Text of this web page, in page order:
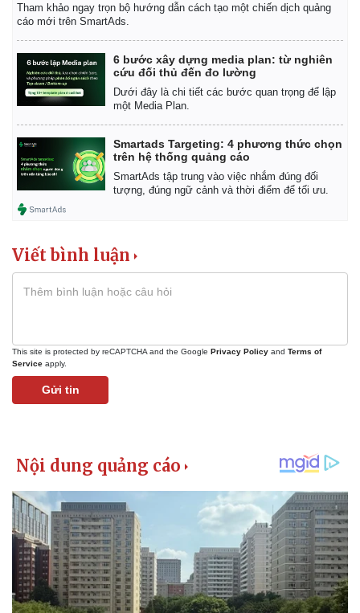
Kinh tế
Bất động sản
Khởi nghiệp
Thị trường
Giá vàng
Tham khảo ngay trọn bộ hướng dẫn cách tạo một chiến dịch quảng
cáo mới trên SmartAds.
6 bước xây dựng media plan: từ nghiên
cứu đối thủ đến đo lường
Dưới đây là chi tiết các bước quan trọng để lập
một Media Plan.
Smartads Targeting: 4 phương thức chọn
trên hệ thống quảng cáo
SmartAds tập trung vào việc nhắm đúng đối
tượng, đúng ngữ cảnh và thời điểm để tối ưu.
Viết bình luận
This site is protected by reCAPTCHA and the Google Privacy Policy and Terms of
Service apply.
Gửi tin